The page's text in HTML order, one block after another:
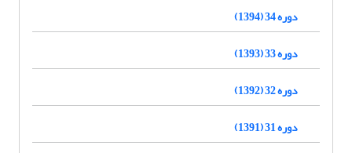
دوره 34 (1394)
دوره 33 (1393)
دوره 32 (1392)
دوره 31 (1391)